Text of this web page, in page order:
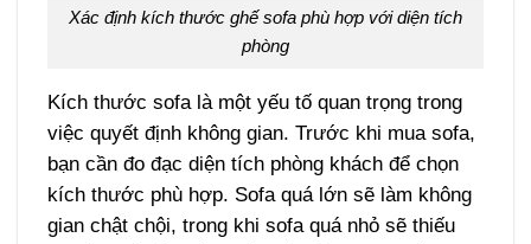
Xác định kích thước ghế sofa phù hợp với diện tích
phòng
Kích thước sofa là một yếu tố quan trọng trong
việc quyết định không gian. Trước khi mua sofa,
bạn cần đo đạc diện tích phòng khách để chọn
kích thước phù hợp. Sofa quá lớn sẽ làm không
gian chật chội, trong khi sofa quá nhỏ sẽ thiếu